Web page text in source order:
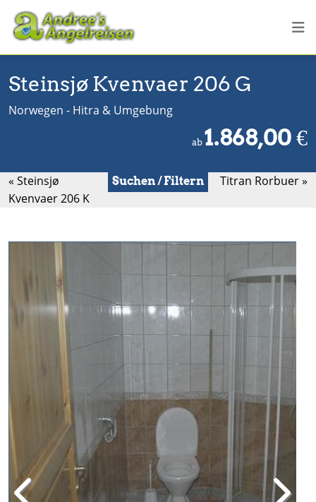
Steinsjø Kvenvaer 206 G
Norwegen - Hitra & Umgebung
ab 1.868,00€
« Steinsjø
Kvenvaer 206 K
Suchen / Filtern Titran Rorbuer »